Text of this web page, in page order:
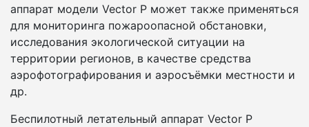
аппарат модели Vector P может также применяться
для мониторинга пожароопасной обстановки,
исследования экологической ситуации на
территории регионов, в качестве средства
аэрофотографирования и аэросъёмки местности и
др.
Беспилотный летательный аппарат Vector P